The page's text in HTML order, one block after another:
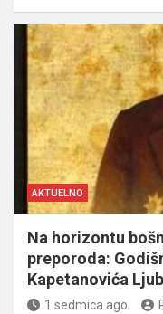
AKTUELNO
Na horizontu
preporoda:
Kapetanovića
1 sedmica ago